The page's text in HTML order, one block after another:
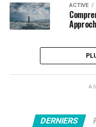
ACTIVE
DERNIERS